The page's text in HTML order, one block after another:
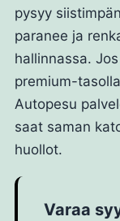
pysyy
paranee ja
hallinnassa.
premium-
Autopesu
saat saman
huollot.
Varaa